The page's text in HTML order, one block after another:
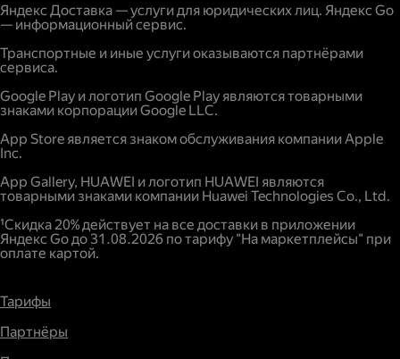
Яндекс Доставка — услуги для юридических лиц. Яндекс Go
— информационный сервис.
Транспортные и иные услуги оказываются партнёрами
сервиса.
Google Play и логотип Google Play являются товарными
знаками корпорации Google LLC.
App Store является знаком обслуживания компании Apple
Inc.
App Gallery, HUAWEI и логотип HUAWEI являются
товарными знаками компании Huawei Technologies Co., Ltd.
¹Скидка 20% действует на все доставки в приложении
Яндекс Go до 31.08.2026 по тарифу "На маркетплейсы" при
оплате картой.
Тарифы
Партнёры